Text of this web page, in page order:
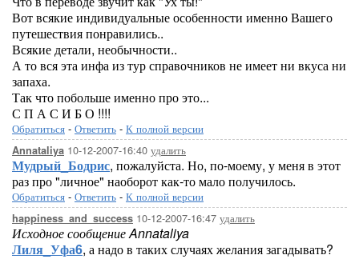
Вот всякие индивидуальные особенности именно Вашего
путешествия понравились..
Всякие детали, необычности..
А то вся эта инфа из тур справочников не имеет ни вкуса ни
запаха.
Так что побольше именно про это...
С П А С И Б О !!!!
Обратиться - Ответить - К полной версии
Annataliya 10-12-2007-16:40 удалить
Мудрый_Бодрис, пожалуйста. Но, по-моему, у меня в этот
раз про "личное" наоборот как-то мало получилось.
Обратиться - Ответить - К полной версии
happiness_and_success 10-12-2007-16:47 удалить
Исходное сообщение Annataliya
Лиля_Уфа6, а надо в таких случаях желания загадывать?